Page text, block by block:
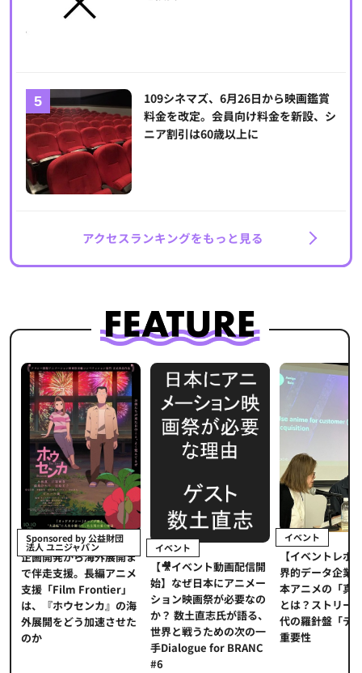
109シネマズ、6月26日から映画鑑賞
料金を改定。会員向け料金を新設、シ
ニア割引は60歳以上に
アクセスランキングをもっと見る
Sponsored by 公益財団
法人 ユニジャパン
企画開発から海外展開ま
で伴走支援。長編アニメ
支援「Film Frontier」
は、『ホウセンカ』の海
外展開をどう加速させた
のか
イベント
【🎥イベント動画配信開
始】なぜ日本にアニメー
ション映画祭が必要なの
か？ 数土直志氏が語る、
世界と戦うための次の一
手Dialogue for BRANC
#6
イベント
【イベントレポ
界的データ企業
本アニメの「真
とは？ストリー
代の羅針盤「デ
重要性